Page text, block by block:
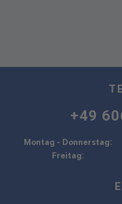
+49
Montag - Donnerstag:
Freitag: